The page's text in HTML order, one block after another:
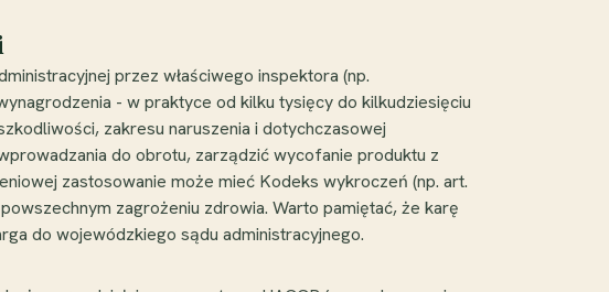
przez właściwego inspektora (np.
- w praktyce od kilku tysięcy do kilkudziesięciu
zakresu naruszenia i dotychczasowej
do obrotu, zarządzić wycofanie produktu z
zastosowanie może mieć Kodeks wykroczeń (np. art.
zagrożeniu zdrowia. Warto pamiętać, że karę
do wojewódzkiego sądu administracyjnego.